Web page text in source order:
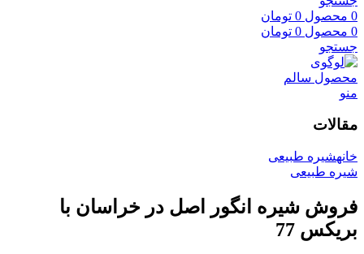
0 محصول 0 تومان
0 محصول 0 تومان
جستجو
منو
مقالات
خانهشیره طبیعی
شیره طبیعی
فروش شیره انگور اصل در خراسان با
بریکس 77